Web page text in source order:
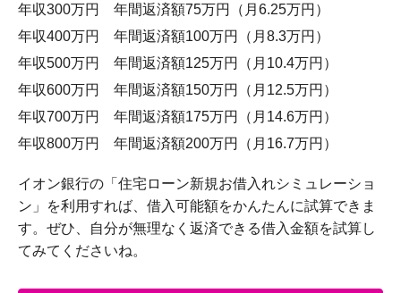
年収300万円 年間返済額75万円（月6.25万円）
年収400万円 年間返済額100万円（月8.3万円）
年収500万円 年間返済額125万円（月10.4万円）
年収600万円 年間返済額150万円（月12.5万円）
年収700万円 年間返済額175万円（月14.6万円）
年収800万円 年間返済額200万円（月16.7万円）
イオン銀行の「住宅ローン新規お借入れシミュレーショ
ン」を利用すれば、借入可能額をかんたんに試算できま
す。ぜひ、自分が無理なく返済できる借入金額を試算し
てみてくださいね。